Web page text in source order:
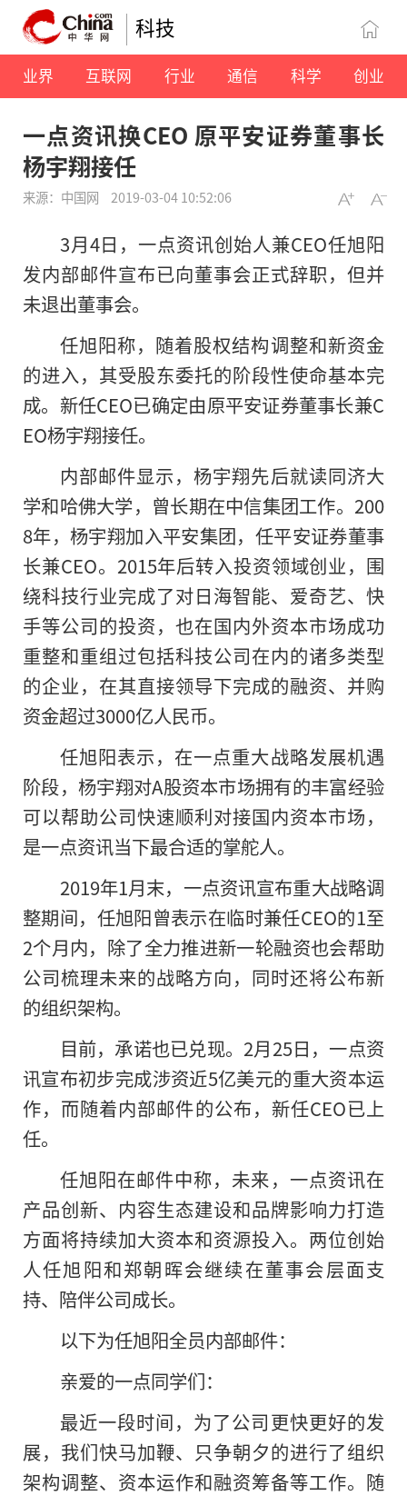
科技
业界 互联网 行业 通信 科学 创业
一点资讯换CEO 原平安证券董事长
杨宇翔接任
来源：中国网 2019-03-04 10:52:06
3月4日，一点资讯创始人兼CEO任旭阳
发内部邮件宣布已向董事会正式辞职，但并
未退出董事会。
任旭阳称，随着股权结构调整和新资金
的进入，其受股东委托的阶段性使命基本完
成。新任CEO已确定由原平安证券董事长兼C
EO杨宇翔接任。
内部邮件显示，杨宇翔先后就读同济大
学和哈佛大学，曾长期在中信集团工作。200
8年，杨宇翔加入平安集团，任平安证券董事
长兼CEO。2015年后转入投资领域创业，围
绕科技行业完成了对日海智能、爱奇艺、快
手等公司的投资，也在国内外资本市场成功
重整和重组过包括科技公司在内的诸多类型
的企业，在其直接领导下完成的融资、并购
资金超过3000亿人民币。
任旭阳表示，在一点重大战略发展机遇
阶段，杨宇翔对A股资本市场拥有的丰富经验
可以帮助公司快速顺利对接国内资本市场，
是一点资讯当下最合适的掌舵人。
2019年1月末，一点资讯宣布重大战略调
整期间，任旭阳曾表示在临时兼任CEO的1至
2个月内，除了全力推进新一轮融资也会帮助
公司梳理未来的战略方向，同时还将公布新
的组织架构。
目前，承诺也已兑现。2月25日，一点资
讯宣布初步完成涉资近5亿美元的重大资本运
作，而随着内部邮件的公布，新任CEO已上
任。
任旭阳在邮件中称，未来，一点资讯在
产品创新、内容生态建设和品牌影响力打造
方面将持续加大资本和资源投入。两位创始
人任旭阳和郑朝晖会继续在董事会层面支
持、陪伴公司成长。
以下为任旭阳全员内部邮件：
亲爱的一点同学们：
最近一段时间，为了公司更快更好的发
展，我们快马加鞭、只争朝夕的进行了组织
架构调整、资本运作和融资筹备等工作。随